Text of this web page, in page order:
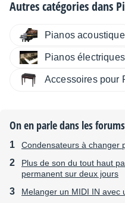
Autres catégories dans
Pianos
Pianos électriques
Accessoires pour
On en parle dans les
Condensateurs à changer
Plus de son du tout haut
permanent sur deux jours
Melanger un MIDI IN avec